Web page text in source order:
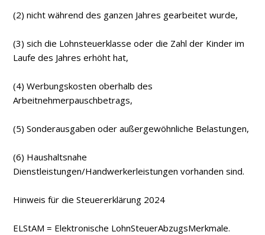
(2) nicht während des ganzen Jahres gearbeitet wurde,
(3) sich die Lohnsteuerklasse oder die Zahl der Kinder im
Laufe des Jahres erhöht hat,
(4) Werbungskosten oberhalb des
Arbeitnehmerpauschbetrags,
(5) Sonderausgaben oder außergewöhnliche Belastungen,
(6) Haushaltsnahe
Dienstleistungen/Handwerkerleistungen vorhanden sind.
Hinweis für die Steuererklärung 2024
ELStAM = Elektronische LohnSteuerAbzugsMerkmale.